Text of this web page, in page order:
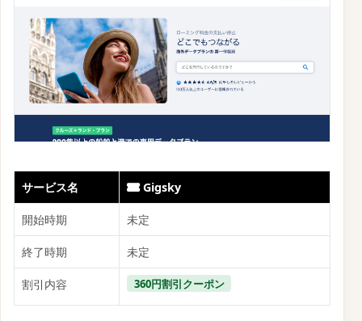
サービス名 Gigsky
開始時期 未定
終了時期 未定
割引内容 360円割引クーポン